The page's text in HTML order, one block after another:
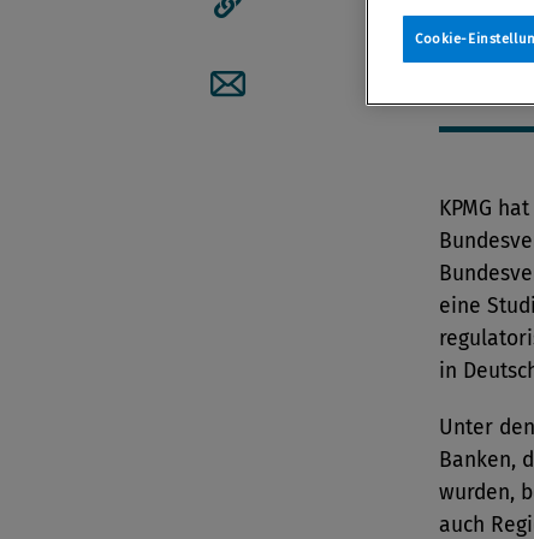
Artikellink kopieren
Artikel per Mail teilen
Von
KPMG
eine
in
Unter
Banken,
wurden,
auch
Cookie-